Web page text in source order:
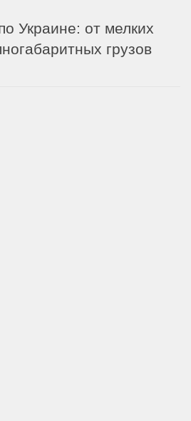
Украине: от мелких
грузов